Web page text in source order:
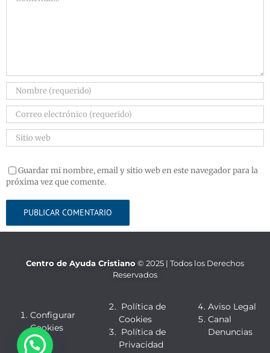
Guardar mi nombre, email y sitio web en este navegador para la
próxima vez que comente.
Centro de Ayuda Cristiano © 2025 | Todos los Derechos
Reservados
Configurar
Cookies
Política de
Cookies
Política de
Privacidad
Aviso Legal
Canal
Denuncias